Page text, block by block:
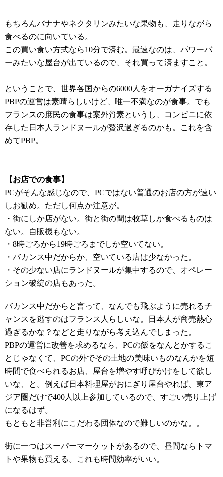
もちろんバナナやネクタリンみたいな果物も、走りながら
食べるのに向いている。
この買い食い方式なら10分で済む。最速なのは、パワーバ
ーみたいな屋台が出ているので、それ買って済ますこと。
ということで、世界各国からの6000人をオーガナイズする
PBPの運営は素晴らしいけど、唯一不満なのが食事。でも
フランスの庶民の食事は案外質素というし、コンビニに依
存した日本人ランドヌールが贅沢過ぎるのかも。これを含
めてPBP。
【お店での食事】
PCがそんな感じなので、PCではない普通のお店の方が速い
しお勧め。ただし何点か注意が。
・街にしか店がない。街と街の間は牧草しか食べるものは
ない。自販機もない。
・8時ごろから19時ごろまでしか空いてない。
・バカンス中だからか、空いている店は少なかった。
・その少ない店にランドヌールが集中するので、オペレー
ション破綻の店もあった。
バカンス中だからと言って、なんでも飛ぶように売れるチ
ャンスを逃すのはフランス人らしいな。日本人が商売熱心
過ぎるかな？などと走りながら考え込んでしまった。
PBPの運営に改善を求めるなら、PCの飯をなんとかするこ
とじゃなくて、PCの外でその土地の美味いものなんかを短
時間で食べられるお店、屋台を増やす呼びかけをして欲し
いな、と。例えば日本料理屋がおにぎり屋台やれば、東ア
ジア圏だけで400人以上参加しているので、すごい売り上げ
になるはず。
もともと非営利にこだわる団体なので難しいのかな。。
街に一つはスーパーマーケットがあるので、昼間ならトマ
トや果物も買える。これも時間効率がいい。